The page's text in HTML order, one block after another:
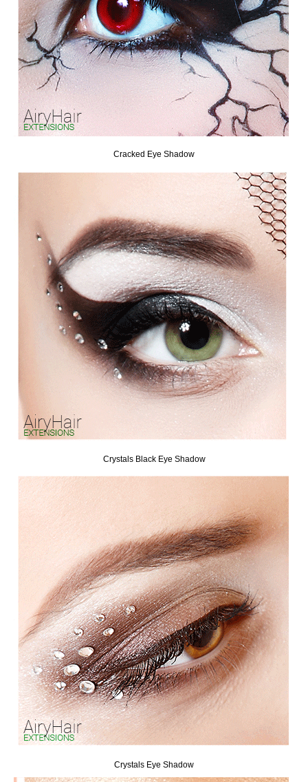
Cracked Eye Shadow
Crystals Black Eye Shadow
Crystals Eye Shadow